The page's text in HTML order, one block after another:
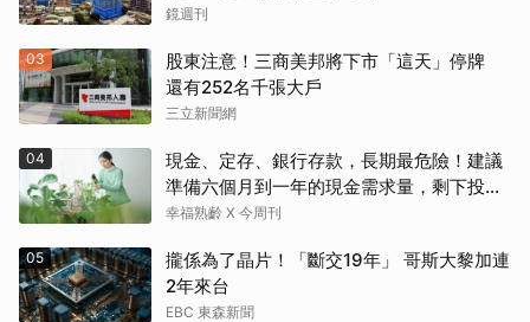
鏡週刊
03
股東注意！三商美邦將下市「這天」停牌
還有252名千張大戶
三立新聞網
04
現金、定存、銀行存款，長期最危險！建議
準備六個月到一年的現金需求量，剩下投資
這2個
幸福熟齡 X 今周刊
05
攏係為了晶片！「斷交19年」 哥斯大黎加連
2年來台
EBC 東森新聞